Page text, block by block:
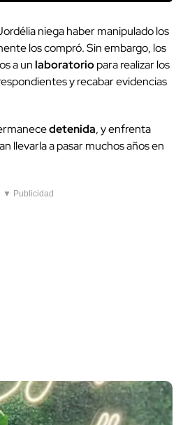
niega haber manipulado los
los compró. Sin embargo, los
a unlaboratoriopara realizar los
y recabar evidencias
detenida, y enfrenta
llevarla a pasar muchos años en
▼ Publicidad